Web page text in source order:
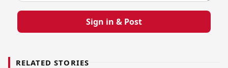
Sign in & Post
RELATED STORIES